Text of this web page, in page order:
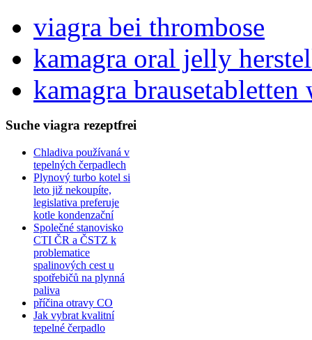
viagra bei thrombose
kamagra oral jelly
kamagra
Suche viagra rezeptfrei
Chladiva používaná v
tepelných čerpadlech
Plynový turbo kotel si
leto již nekoupíte,
legislativa preferuje
kotle kondenzační
Společné stanovisko
CTI ČR a ČSTZ k
problematice
spalinových cest u
spotřebičů na plynná
paliva
příčina otravy CO
Jak vybrat kvalitní
tepelné čerpadlo